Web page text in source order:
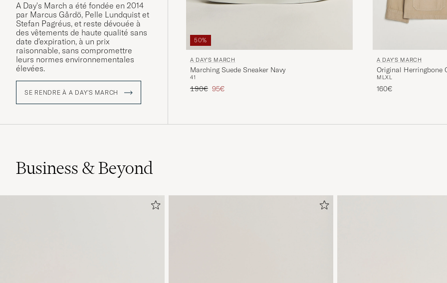
A Day's March a été fondée en 2014
par Marcus Gårdö, Pelle Lundquist et
Stefan Pagréus, et reste dévouée à
des vêtements de haute qualité sans
date d'expiration, à un prix
raisonnable, sans compromettre
leurs normes environnementales
élevées.
SE RENDRE À A DAY'S MARCH
50%
A DAY'S MARCH
Marching Suede Sneaker Navy
41
Prix ordinaire
190€ Prix réduit
95€
A DAY'S MARCH
Original Herringbone
M LXL
160€
Business & Beyond